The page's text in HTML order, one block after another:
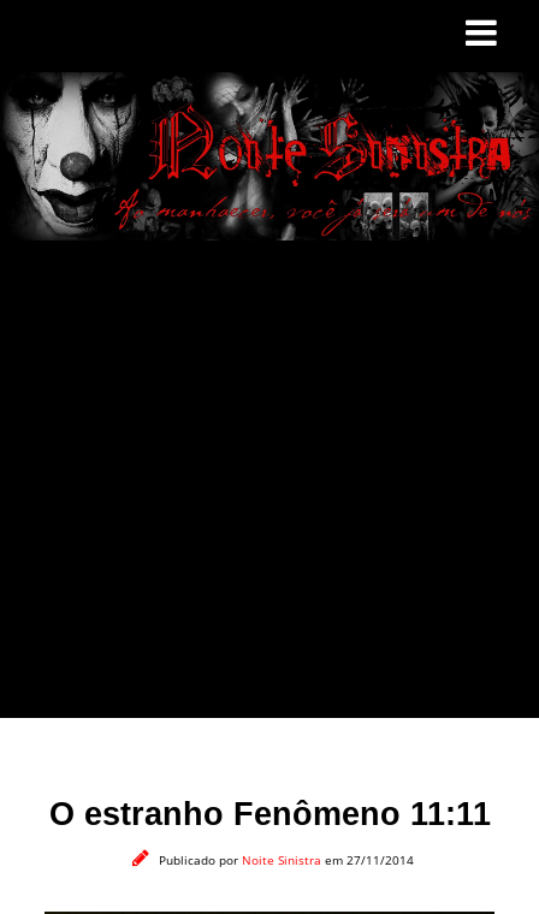
O estranho Fenômeno 11:11
Publicado por Noite Sinistra em 27/11/2014